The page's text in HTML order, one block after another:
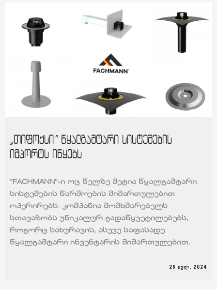
„თიფოქსი“ წყალგამტარი სისტემების
იმპორტს იწყებს
“FACHMANN“-ი ოც წელზე მეტია წყალგამტარი
სისტემების წარმოების მიმართულებით
ოპერირებს. კომპანია მომხმარებელს
სთავაზობს უნიკალურ გადაწყვეტილებებს,
როგორც სახურავის, ასევე საფასადე
წყალგამტარი ინვენტარის მიმართულებით.
26 ᲘᲕᲚ, 2024